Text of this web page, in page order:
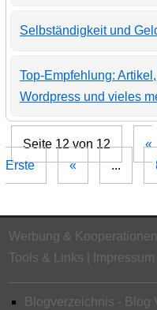
Selbständigkeit und
Top-Empfehlung:
Wordpress und vieles
Seite 12 von 12
«
Erste
« ...
Werbung &
Tools & Links
Impressum
Blogverzeichnis - Blog